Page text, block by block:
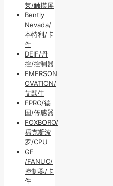
莱/触摸屏
Bently
Nevada/
本特利/卡
件
DEIF/丹
控/控制器
EMERSON
OVATION/
艾默生
EPRO/德
国/传感器
FOXBORO/
福克斯波
罗/CPU
GE
/FANUC/
控制器/卡
件